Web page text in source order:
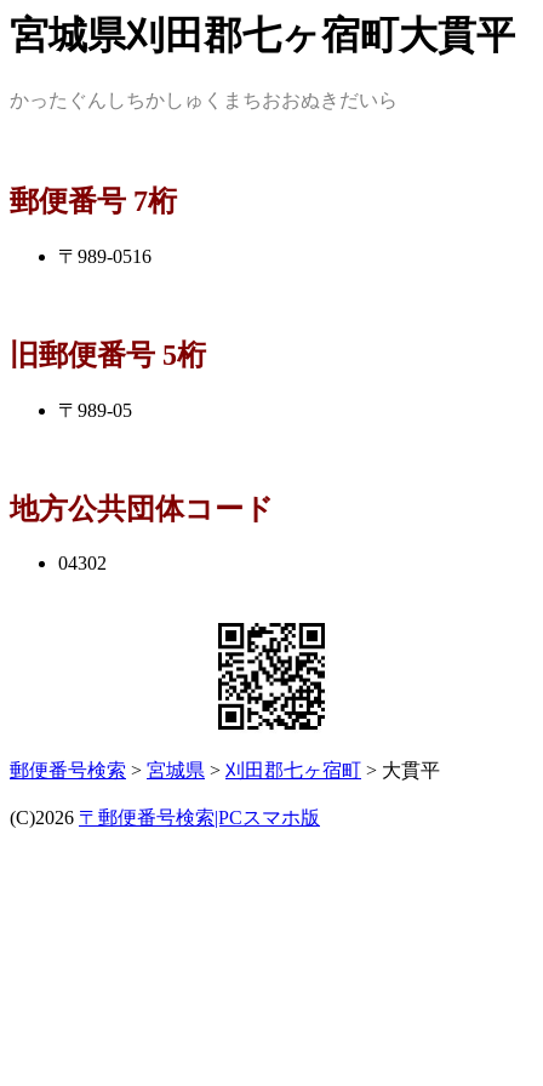
宮城県刈田郡七ヶ宿町大貫平
かったぐんしちかしゅくまちおおぬきだいら
郵便番号 7桁
〒989-0516
旧郵便番号 5桁
〒989-05
地方公共団体コード
04302
郵便番号検索 > 宮城県 > 刈田郡七ヶ宿町 > 大貫平
(C)2026 〒郵便番号検索|PCスマホ版